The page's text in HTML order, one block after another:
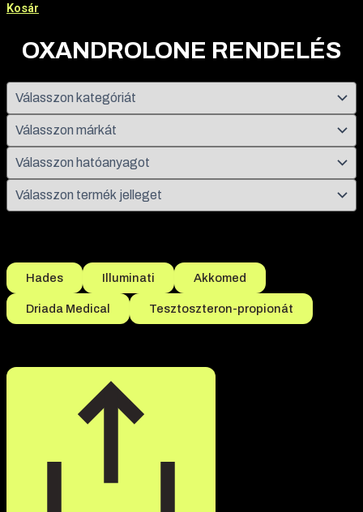
Kosár
OXANDROLONE RENDELÉS
Hades Illuminati Akkomed
Driada Medical Tesztoszteron-propionát